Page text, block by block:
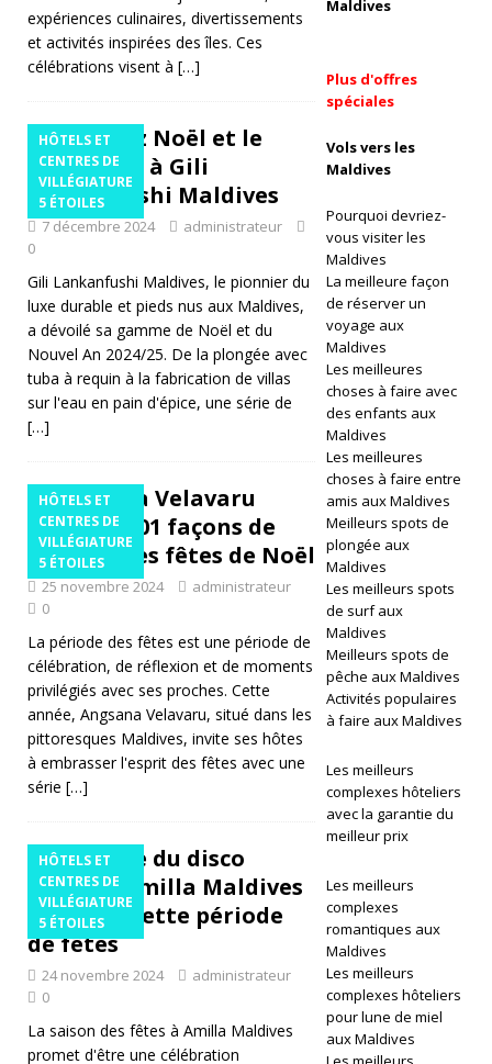
ai
T
E
VI
É
GI
5
expériences culinaires, divertissements
et activités inspirées des îles. Ces
célébrations visent à […]
HÔTELS ET
CENTRES DE
VILLÉGIATURE
5 ÉTOILES
Célébrez Noël et le
Nouvel An à Gili
Lankanfushi Maldives
7 décembre 2024
administrateur
0
Gili Lankanfushi Maldives, le pionnier du
luxe durable et pieds nus aux Maldives,
a dévoilé sa gamme de Noël et du
Nouvel An 2024/25. De la plongée avec
tuba à requin à la fabrication de villas
sur l'eau en pain d'épice, une série de
[…]
HÔTELS ET
CENTRES DE
VILLÉGIATURE
5 ÉTOILES
Angsana Velavaru
propose 101 façons de
célébrer les fêtes de Noël
25 novembre 2024
administrateur
0
La période des fêtes est une période de
célébration, de réflexion et de moments
privilégiés avec ses proches. Cette
année, Angsana Velavaru, situé dans les
pittoresques Maldives, invite ses hôtes
à embrasser l'esprit des fêtes avec une
série […]
HÔTELS ET
CENTRES DE
VILLÉGIATURE
5 ÉTOILES
La fièvre du disco
envahit Amilla Maldives
pendant cette période
de fêtes
24 novembre 2024
administrateur
0
La saison des fêtes à Amilla Maldives
promet d'être une célébration
Maldives
Plus d'offres
spéciales
Vols vers les
Maldives
Pourquoi devriez-
vous visiter les
Maldives
La meilleure façon
de réserver un
voyage aux
Maldives
Les meilleures
choses à faire avec
des enfants aux
Maldives
Les meilleures
choses à faire entre
amis aux Maldives
Meilleurs spots de
plongée aux
Maldives
Les meilleurs spots
de surf aux
Maldives
Meilleurs spots de
pêche aux Maldives
Activités populaires
à faire aux Maldives
Les meilleurs
complexes hôteliers
avec la garantie du
meilleur prix
Les meilleurs
complexes
romantiques aux
Maldives
Les meilleurs
complexes hôteliers
pour lune de miel
aux Maldives